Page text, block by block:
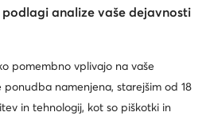
analize vaše dejavnosti
pomembno vplivajo na vaše
namenjena, starejšim od 18
in tehnologij, kot so piškotki in